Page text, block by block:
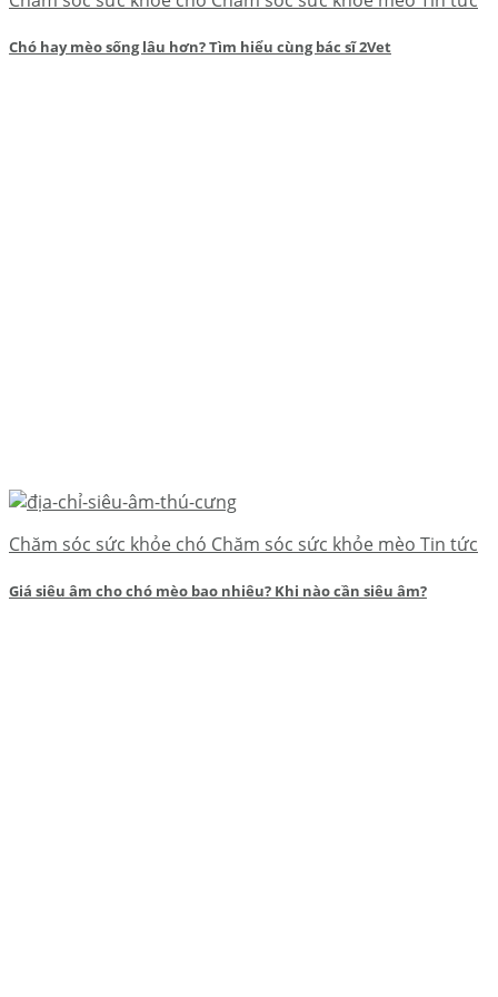
Chó hay mèo sống lâu hơn? Tìm hiểu cùng bác sĩ 2Vet
Chăm sóc sức khỏe chó Chăm sóc sức khỏe mèo Tin tức
Giá siêu âm cho chó mèo bao nhiêu? Khi nào cần siêu âm?